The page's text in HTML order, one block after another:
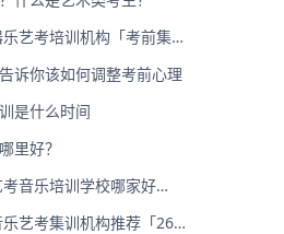
艺考培训机构「考前集训
诉你该如何调整考前心理
是什么时间
里好？
音乐培训学校哪家好
艺考集训机构推荐「26